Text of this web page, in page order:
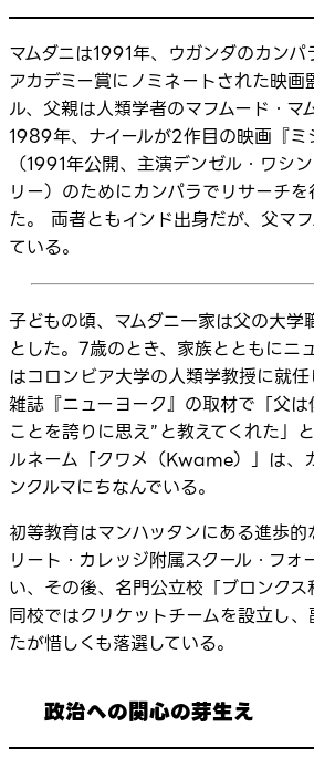
マムダニは1991年、ウガンダのカン
アカデミー賞にノミネートされた映画
ル、父親は人類学者のマフムード・マ
1989年、ナイールが2作目の映画『ミ
（1991年公開、主演デンゼル・ワシ
リー）のためにカンパラでリサーチ
た。 両者ともインド出身だが、父マ
ている。
子どもの頃、マムダニ一家は父の大
とした。7歳のとき、家族とともにニ
はコロンビア大学の人類学教授に就
雑誌『ニューヨーク』の取材で「父
ことを誇りに思え”と教えてくれた」
ルネーム「クワメ（Kwame）」は、
ンクルマにちなんでいる。
初等教育はマンハッタンにある進歩
リート・カレッジ附属スクール・フォ
い、その後、名門公立校「ブロンク
同校ではクリケットチームを設立し
たが惜しくも落選している。
政治への関心の芽生え